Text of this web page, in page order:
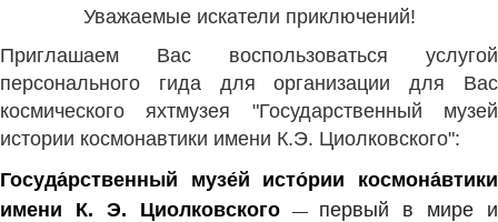
Уважаемые искатели приключений!
Приглашаем Вас воспользоваться услугой
персонального гида для организации для Вас
космического яхтмузея "Государственный музей
истории космонавтики имени К.Э. Циолковского":
Госуда́рственный музе́й исто́рии космона́втики
имени К. Э. Циолковского
— первый в мире и